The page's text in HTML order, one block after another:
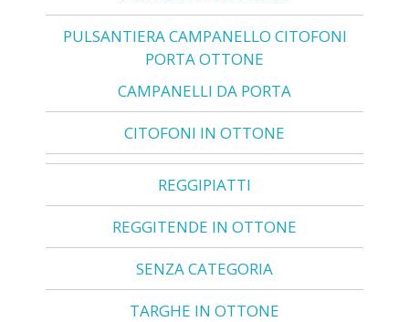
PULSANTIERA CAMPANELLO CITOFONI
PORTA OTTONE
CAMPANELLI DA PORTA
CITOFONI IN OTTONE
REGGIPIATTI
REGGITENDE IN OTTONE
SENZA CATEGORIA
TARGHE IN OTTONE